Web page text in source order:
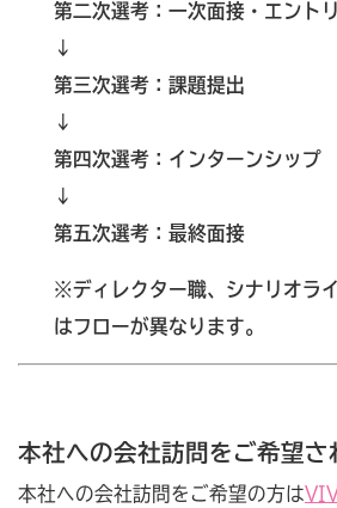
第二次選考：一次面接・エント
↓
第三次選考：課題提出
↓
第四次選考：インターンシップ
↓
第五次選考：最終面接
※ディレクター職、シナリオラ
はフローが異なります。
本社への会社訪問をご希望さ
本社への会社訪問をご希望の方は